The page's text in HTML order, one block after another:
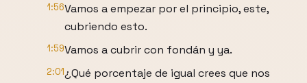
1:56Vamos a empezar por el principio, este,
cubriendo esto.
1:59Vamos a cubrir con fondán y ya.
2:01¿Qué porcentaje de igual crees que nos